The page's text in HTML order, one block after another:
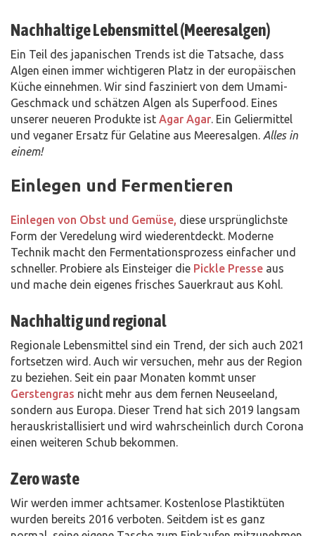
Nachhaltige Lebensmittel (Meeresalgen)
Ein Teil des japanischen Trends ist die Tatsache, dass
Algen einen immer wichtigeren Platz in der europäischen
Küche einnehmen. Wir sind fasziniert von dem Umami-
Geschmack und schätzen Algen als Superfood. Eines
unserer neueren Produkte ist Agar Agar. Ein Geliermittel
und veganer Ersatz für Gelatine aus Meeresalgen. Alles in
einem!
Einlegen und Fermentieren
Einlegen von Obst und Gemüse, diese ursprünglichste
Form der Veredelung wird wiederentdeckt. Moderne
Technik macht den Fermentationsprozess einfacher und
schneller. Probiere als Einsteiger die Pickle Presse aus
und mache dein eigenes frisches Sauerkraut aus Kohl.
Nachhaltig und regional
Regionale Lebensmittel sind ein Trend, der sich auch 2021
fortsetzen wird. Auch wir versuchen, mehr aus der Region
zu beziehen. Seit ein paar Monaten kommt unser
Gerstengras nicht mehr aus dem fernen Neuseeland,
sondern aus Europa. Dieser Trend hat sich 2019 langsam
herauskristallisiert und wird wahrscheinlich durch Corona
einen weiteren Schub bekommen.
Zero waste
Wir werden immer achtsamer. Kostenlose Plastiktüten
wurden bereits 2016 verboten. Seitdem ist es ganz